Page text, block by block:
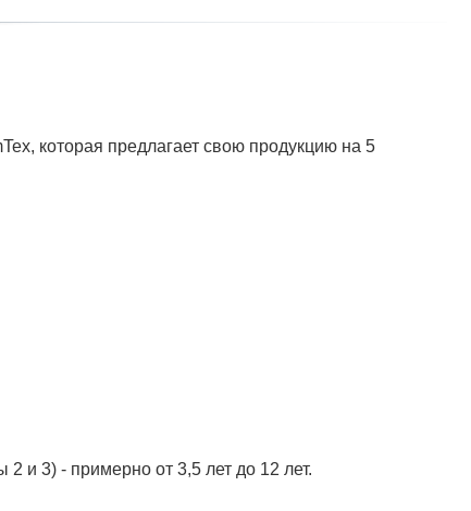
которая предлагает свою продукцию на 5
и 3) - примерно от 3,5 лет до 12 лет.